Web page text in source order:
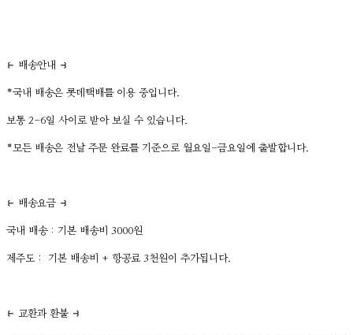
⥼ 배송안내 ⥽
*국내 배송은 롯데택배를 이용 중입니다.
보통 2-6일 사이로 받아 보실 수 있습니다.
*모든 배송은 전날 주문 완료를 기준으로 월요일-금요일에 출발합니다.
⥼ 배송요금 ⥽
국내 배송 : 기본 배송비 3000원
제주도 : 기본 배송비 + 항공료 3천원이 추가됩니다.
⥼ 교환과 환불 ⥽